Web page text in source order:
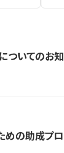
ついてのお
めの助成プ